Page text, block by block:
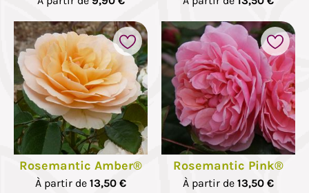
Rosemantic Amber®
À partir de 13,50 €
Rosemantic Pink®
À partir de 13,50 €